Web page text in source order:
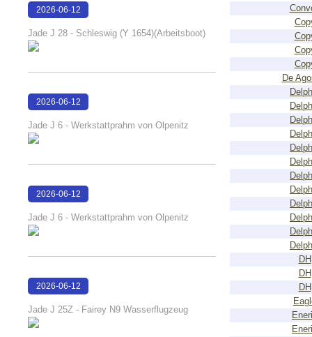
De
DH
DH
DH
2026-06-12
Jade J 28 - Schleswig (Y 1654)(Arbeitsboot)
2026-06-12
Jade J 6 - Werkstattprahm von Olpenitz
2026-06-12
Jade J 6 - Werkstattprahm von Olpenitz
2026-06-12
Jade J 25Z - Fairey N9 Wasserflugzeug